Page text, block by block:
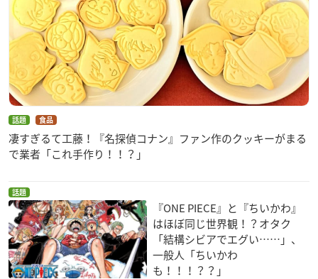
話題 食品
凄すぎるて工藤！『名探偵コナン』ファン作のクッキーがまる
で業者「これ手作り！！？」
話題
『ONE PIECE』と『ちいかわ』
はほぼ同じ世界観！？オタク
「結構シビアでエグい……」、
一般人「ちいかわ
も！！！？？」